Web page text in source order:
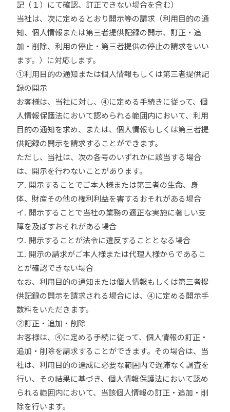
記（１）にて確認、訂正できない場合を含む）
当社は、次に定めるとおり開示等の請求（利用目的の通
知、個人情報または第三者提供記録の開示、訂正・追
加・削除、利用の停止・第三者提供の停止の請求をいい
ます。）に対応します。
①利用目的の通知または個人情報もしくは第三者提供記
録の開示
お客様は、当社に対し、④に定める手続きに従って、個
人情報保護法において認められる範囲内において、利用
目的の通知を求め、または、個人情報もしくは第三者提
供記録の開示を請求することができます。
ただし、当社は、次の各号のいずれかに該当する場合
は、開示を行わないことがあります。
ア. 開示することでご本人様または第三者の生命、身
体、財産その他の権利利益を害するおそれがある場合
イ. 開示することで当社の業務の適正な実施に著しい支
障を及ぼすおそれがある場合
ウ. 開示することが法令に違反することとなる場合
エ. 開示の請求がご本人様または代理人様からであるこ
とが確認できない場合
なお、利用目的の通知または個人情報もしくは第三者提
供記録の開示を請求される場合には、④に定める開示手
数料をいただきます。
②訂正・追加・削除
お客様は、④に定める手続に従って、個人情報の訂正・
追加・削除を請求することができます。その場合は、当
社は、利用目的の達成に必要な範囲内で遅滞なく調査を
行い、その結果に基づき、個人情報保護法において認め
られる範囲内において、当該個人情報の訂正・追加・削
除を行います。